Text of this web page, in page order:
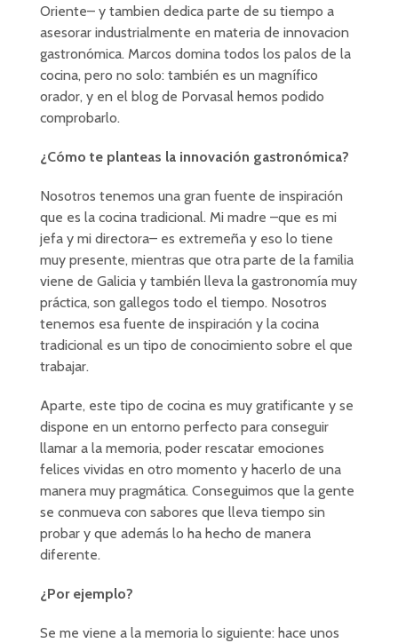
Oriente– y tambien dedica parte de su tiempo a
asesorar industrialmente en materia de innovacion
gastronómica. Marcos domina todos los palos de la
cocina, pero no solo: también es un magnífico
orador, y en el blog de Porvasal hemos podido
comprobarlo.
¿Cómo te planteas la innovación gastronómica?
Nosotros tenemos una gran fuente de inspiración
que es la cocina tradicional. Mi madre –que es mi
jefa y mi directora– es extremeña y eso lo tiene
muy presente, mientras que otra parte de la familia
viene de Galicia y también lleva la gastronomía muy
práctica, son gallegos todo el tiempo. Nosotros
tenemos esa fuente de inspiración y la cocina
tradicional es un tipo de conocimiento sobre el que
trabajar.
Aparte, este tipo de cocina es muy gratificante y se
dispone en un entorno perfecto para conseguir
llamar a la memoria, poder rescatar emociones
felices vividas en otro momento y hacerlo de una
manera muy pragmática. Conseguimos que la gente
se conmueva con sabores que lleva tiempo sin
probar y que además lo ha hecho de manera
diferente.
¿Por ejemplo?
Se me viene a la memoria lo siguiente: hace unos